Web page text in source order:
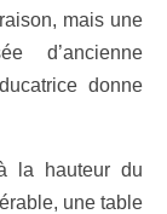
mais une
d’ancienne
donne
la hauteur du
une table